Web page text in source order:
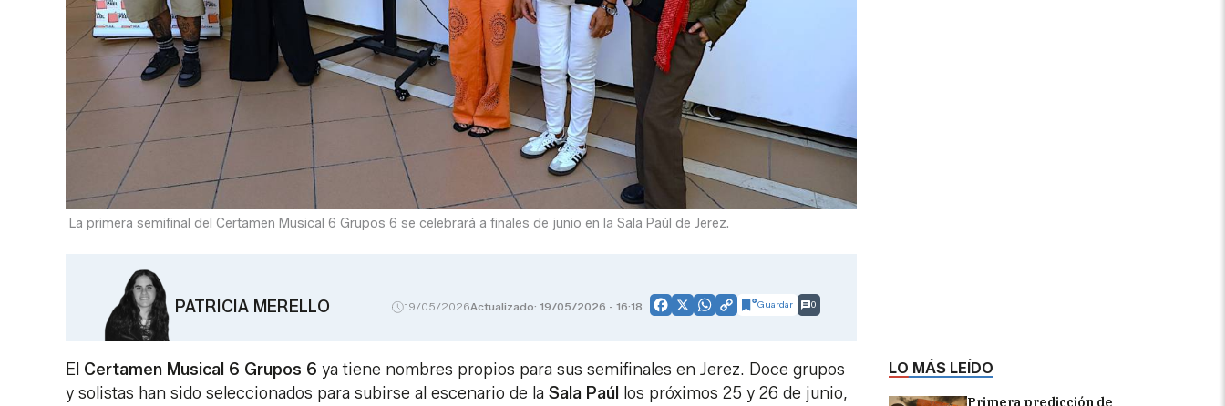
LO MÁS LEÍDO
Primera predicción de
La primera semifinal del Certamen Musical 6 Grupos 6 se celebrará a finales de junio en la Sala Paúl de Jerez.
PATRICIA MERELLO 19/05/2026Actualizado: 19/05/2026 - 16:18 Facebook
X WhatsApp
CopyGuardar 0
El Certamen Musical 6 Grupos 6 ya tiene nombres propios para sus semifinales en Jerez. Doce grupos
y solistas han sido seleccionados para subirse al escenario de la Sala Paúl los próximos 25 y 26 de junio,